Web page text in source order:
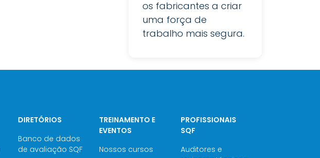
os fabricantes a criar
uma força de
trabalho mais segura.
DIRETÓRIOS
Banco de dados
de avaliação SQF
TREINAMENTO E
EVENTOS
Nossos cursos
PROFISSIONAIS
SQF
Auditores e